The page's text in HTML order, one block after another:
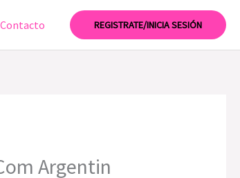
Contacto REGISTRATE/INICIA SESIÓN
Argentin